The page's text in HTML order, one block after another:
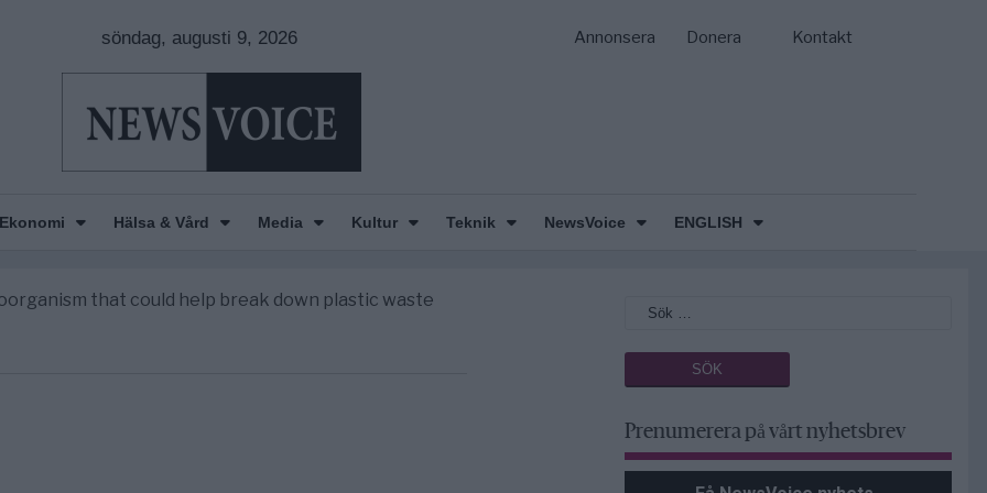
söndag, augusti 9, 2026 Annonsera Donera Kontakt
Ekonomi Hälsa & Vård Media Kultur Teknik NewsVoice ENGLISH
ledare fram ett krig med Ryssland
Prenumerera på vårt nyhetsbrev